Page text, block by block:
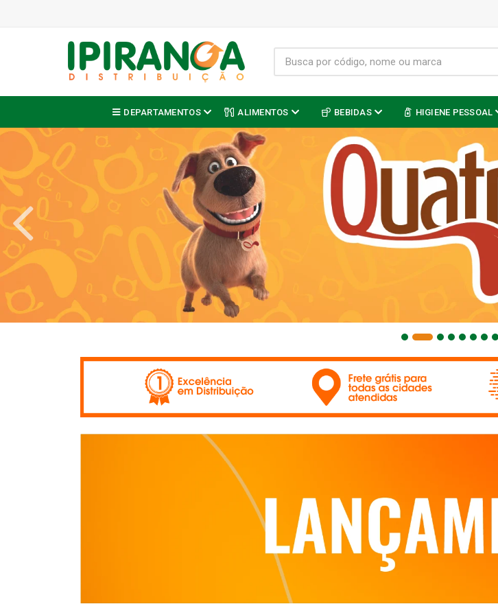
DEPARTAMENTOS ALIMENTOS BEBIDAS HIGIENE PESSOAL